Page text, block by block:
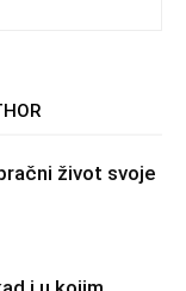
život svoje